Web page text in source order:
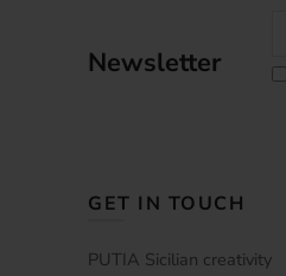
Newsletter
GET IN TOUCH
PUTIA Sicilian creativity